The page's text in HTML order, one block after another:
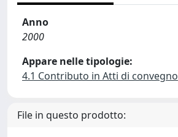
Anno
2000
Appare nelle tipologie:
4.1 Contributo in Atti di convegno
File in questo prodotto: